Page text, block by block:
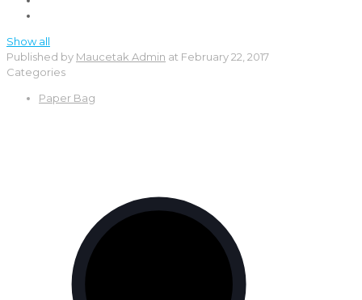
Show all
Published by Maucetak Admin at February 22, 2017
Categories
Paper Bag